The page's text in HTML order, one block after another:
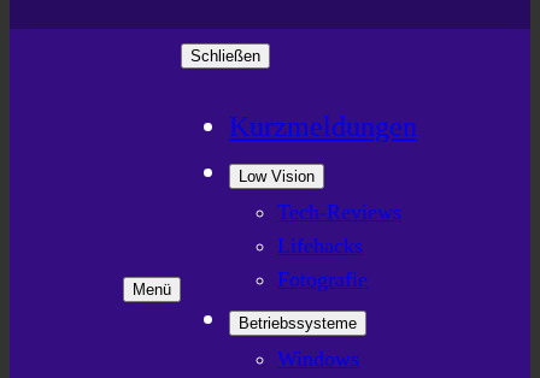
Menü
Schließen
Kurzmeldungen
Low Vision
Tech-Reviews
Lifehacks
Fotografie
Betriebssysteme
Windows